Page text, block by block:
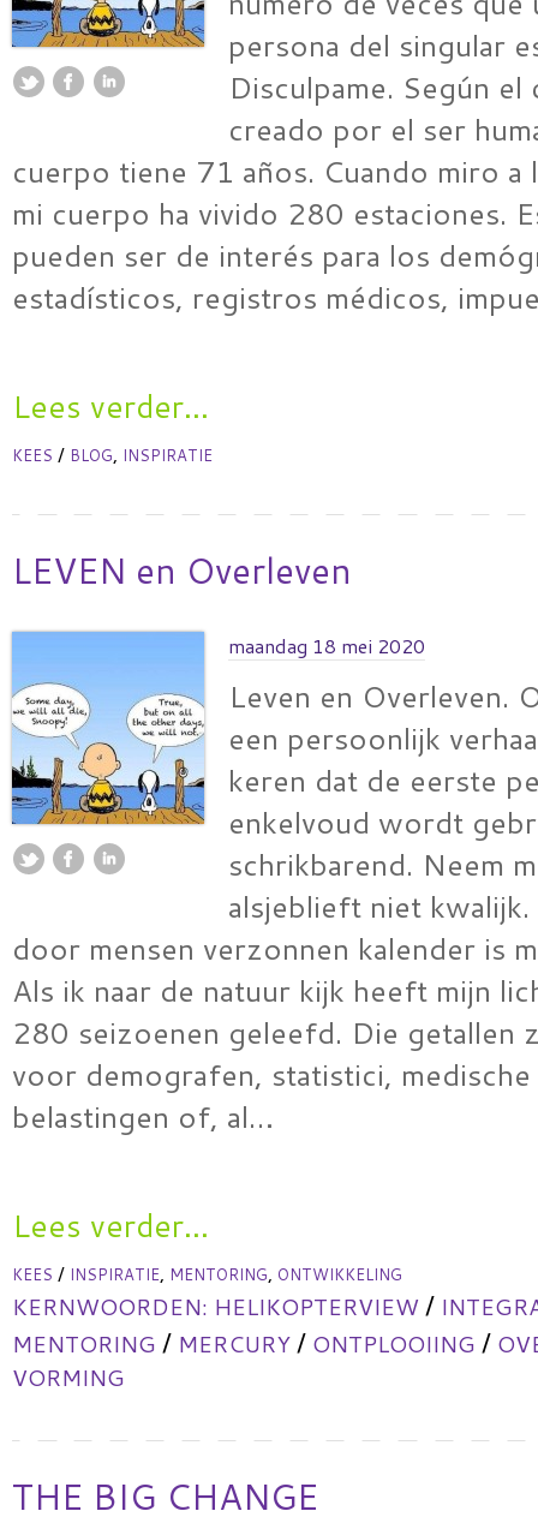
persona del singular
Disculpame. Según
creado por el ser
cuerpo tiene 71 años. Cuando miro a
mi cuerpo ha vivido 280 estaciones.
pueden ser de interés para los
estadísticos, registros médicos,
Lees verder...
KEES / BLOG, INSPIRATIE
LEVEN en Overleven
maandag 18 mei 2020
Leven en Overleven.
een persoonlijk
keren dat de eerste
enkelvoud wordt
schrikbarend. Neem
alsjeblieft niet
door mensen verzonnen kalender is
Als ik naar de natuur kijk heeft mijn
280 seizoenen geleefd. Die getallen
voor demografen, statistici,
belastingen of, al…
Lees verder...
KEES / INSPIRATIE, MENTORING, ONTWIKKELING
KERNWOORDEN: HELIKOPTERVIEW/
MENTORING / MERCURY/ ONTPLOOIING /
VORMING
THE BIG CHANGE